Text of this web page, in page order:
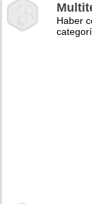
Haber